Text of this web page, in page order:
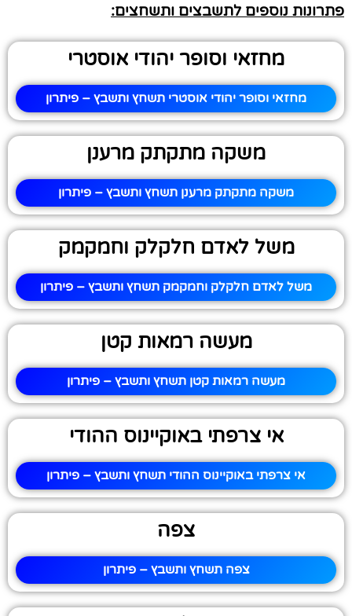
פתרונות נוספים לתשבצים ותשחצים:
מחזאי וסופר יהודי אוסטרי
מחזאי וסופר יהודי אוסטרי תשחץ ותשבץ – פיתרון
משקה מתקתק מרענן
משקה מתקתק מרענן תשחץ ותשבץ – פיתרון
משל לאדם חלקלק וחמקמק
משל לאדם חלקלק וחמקמק תשחץ ותשבץ – פיתרון
מעשה רמאות קטן
מעשה רמאות קטן תשחץ ותשבץ – פיתרון
אי צרפתי באוקיינוס ההודי
אי צרפתי באוקיינוס ההודי תשחץ ותשבץ – פיתרון
צפה
צפה תשחץ ותשבץ – פיתרון